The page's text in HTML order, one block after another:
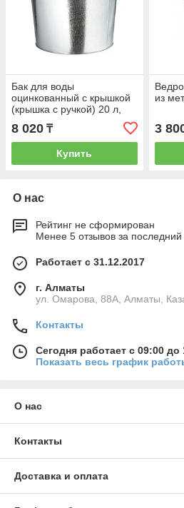
Бак для воды
оцинкованный с крышкой
(крышка с ручкой) 20 л,
без крана Россия 67548
8 020 ₸
Купить
из
3
О нас
Рейтинг не сформирован
Менее 5 отзывов за последний
Работает с 31.12.2017
г. Алматы
ул. Омарова, 88А, Алматы,
Контакты
Сегодня работает с 09:00 до
Показать весь график
О нас
Контакты
Доставка и оплата